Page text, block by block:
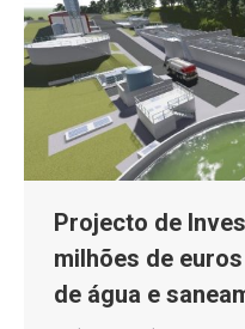
Projecto de
milhões de
de água e